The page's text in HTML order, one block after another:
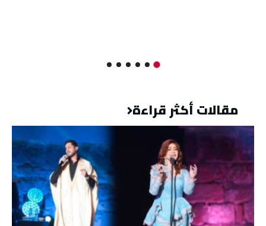
مقالات أكثر قراءة